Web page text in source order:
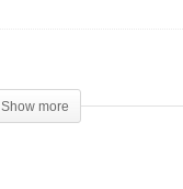
Show more